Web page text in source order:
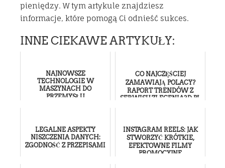
pieniędzy. W tym artykule znajdziesz
informacje, które pomogą Ci odnieść sukces.
INNE CIEKAWE ARTYKUŁY:
NAJNOWSZE
TECHNOLOGIE W
MASZYNACH DO
PRZEMYSŁU
CO NAJCZĘŚCIEJ
ZAMAWIAJĄ POLACY?
RAPORT TRENDÓW Z
SERWISU ZLECENIA3D.PL
LEGALNE ASPEKTY
NISZCZENIA DANYCH:
ZGODNOŚĆ Z PRZEPISAMI
INSTAGRAM REELS: JAK
STWORZYĆ KRÓTKIE,
EFEKTOWNE FILMY
PROMOCYJNE